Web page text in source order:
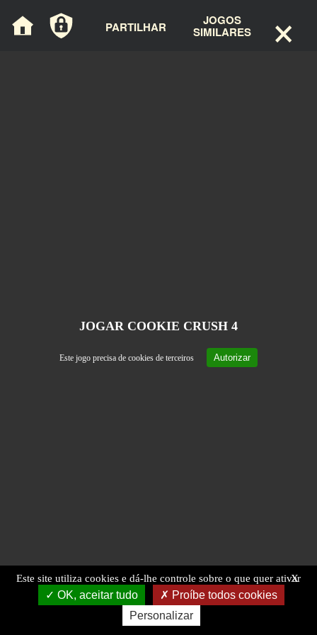
PARTILHAR JOGOS
SIMILARES ×
JOGAR COOKIE CRUSH 4
Este jogo precisa de cookies de terceiros Autorizar
X
Este site utiliza cookies e dá-lhe controle sobre o que quer ativar
OK, aceitar tudo
Proíbe todos cookies
Personalizar